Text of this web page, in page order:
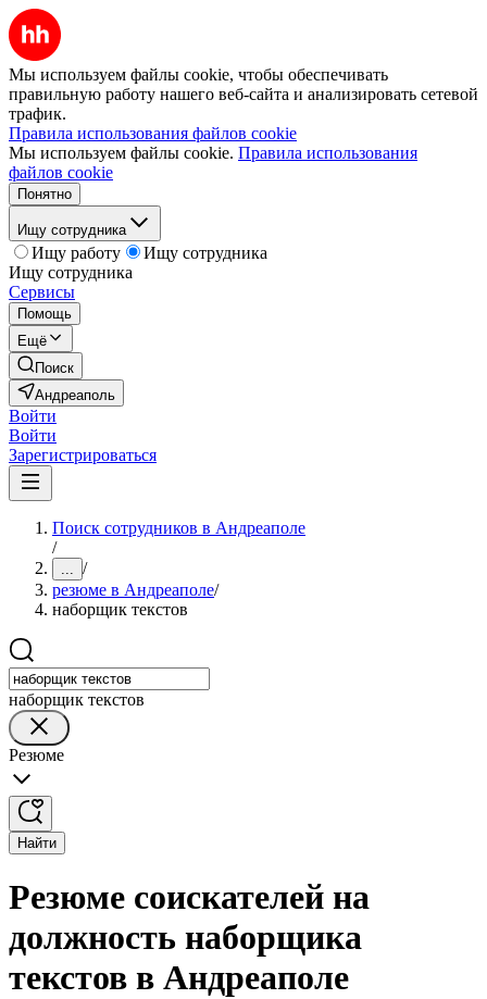
Мы используем файлы cookie, чтобы обеспечивать
правильную работу нашего веб-сайта и анализировать сетевой
трафик.
Правила использования файлов cookie
Мы используем файлы cookie. Правила использования
файлов cookie
Понятно
Ищу сотрудника
Ищу работу
Ищу сотрудника
Ищу сотрудника
Сервисы
Помощь
Ещё
Поиск
Андреаполь
Войти
Войти
Зарегистрироваться
Поиск сотрудников в Андреаполе
/
... /
резюме в Андреаполе/
наборщик текстов
наборщик текстов
Резюме
Найти
Резюме соискателей на
должность наборщика
текстов в Андреаполе